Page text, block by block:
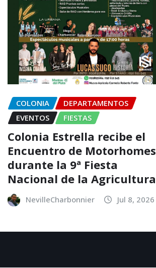
COLONIA
DEPARTAMENTOS
EVENTOS
FIESTAS
Colonia Estrella recibe el
Encuentro de Motorhomes
durante la 9ª Fiesta
Nacional de la Agricultura
NevilleCharbonnier Jul 8, 2026